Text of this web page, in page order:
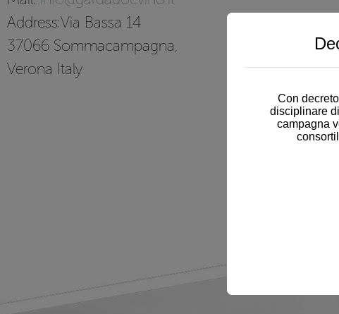
Address:Via Bassa 14
37066 Sommacampagna,
Verona Italy
Con
disciplinare
campagna